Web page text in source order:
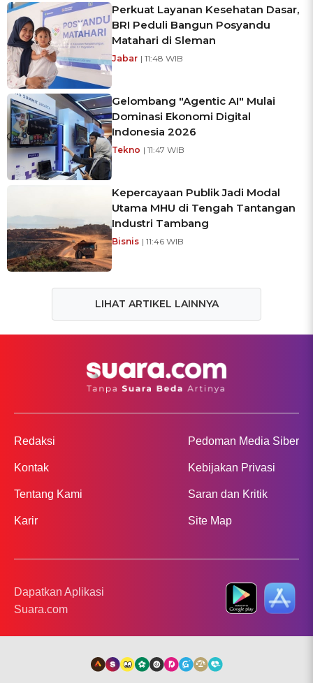
Perkuat Layanan Kesehatan Dasar,
BRI Peduli Bangun Posyandu
Matahari di Sleman
Jabar | 11:48 WIB
Gelombang "Agentic AI" Mulai
Dominasi Ekonomi Digital
Indonesia 2026
Tekno | 11:47 WIB
Kepercayaan Publik Jadi Modal
Utama MHU di Tengah Tantangan
Industri Tambang
Bisnis | 11:46 WIB
LIHAT ARTIKEL LAINNYA
Redaksi
Kontak
Tentang Kami
Karir
Pedoman Media Siber
Kebijakan Privasi
Saran dan Kritik
Site Map
Dapatkan Aplikasi
Suara.com